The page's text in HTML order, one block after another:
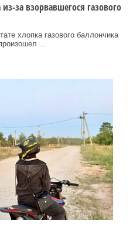
за взорвавшегося газового
хлопка газового баллончика
...